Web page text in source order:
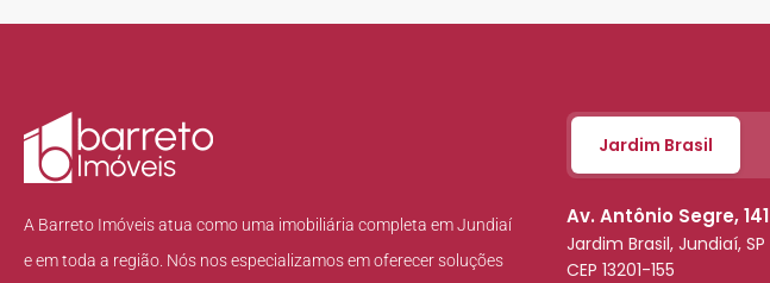
A Barreto Imóveis atua como uma imobiliária completa em Jundiaí
e em toda a região. Nós nos especializamos em oferecer soluções
Jardim Brasil
Av. Antônio Segre, 141
Jardim Brasil, Jundiaí, SP
CEP 13201-155